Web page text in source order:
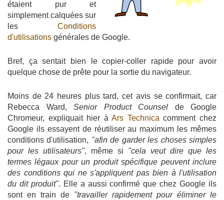
étaient pur et
simplement calquées sur
les Conditions
d'utilisations générales de Google.
Bref, ça sentait bien le copier-coller rapide pour avoir
quelque chose de prête pour la sortie du navigateur.
Moins de 24 heures plus tard, cet avis se confirmait, car
Rebecca Ward, Senior Product Counsel de Google
Chromeur, expliquait hier àArs Technica comment chez
Google ils essayent de réutiliser au maximum les mêmes
conditions d'utilisation, "afin de garder les choses simples
pour les utilisateurs", même si "cela veut dire que les
termes légaux pour un produit spécifique peuvent inclure
des conditions qui ne s'appliquent pas bien à l'utilisation
du dit produit". Elle a aussi confirmé que chez Google ils
sont en train de "travailler rapidement pour éliminer le